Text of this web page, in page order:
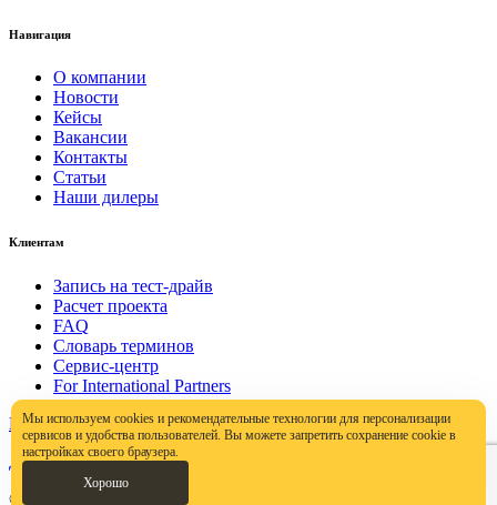
Навигация
О компании
Новости
Кейсы
Вакансии
Контакты
Статьи
Наши дилеры
Клиентам
Запись на тест-драйв
Расчет проекта
FAQ
Словарь терминов
Сервис-центр
For International Partners
Политика конфиденциальности
Договор публичной оферты
© ООО «Пролэнд Груп», 2000–2023
Мы используем cookies и рекомендательные технологии для персонализации
сервисов и удобства пользователей. Вы можете запретить сохранение cookie в
настройках своего браузера.
Хорошо